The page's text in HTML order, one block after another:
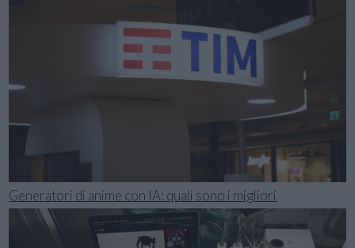
Generatori di anime con IA: quali sono i migliori